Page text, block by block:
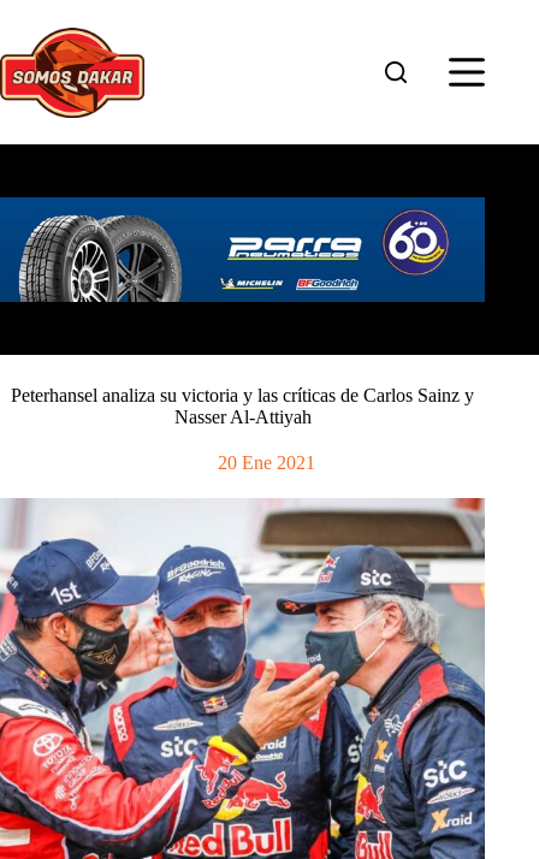
contenido
Peterhansel analiza su victoria y las críticas de Carlos Sainz y
Nasser Al-Attiyah
20 Ene 2021